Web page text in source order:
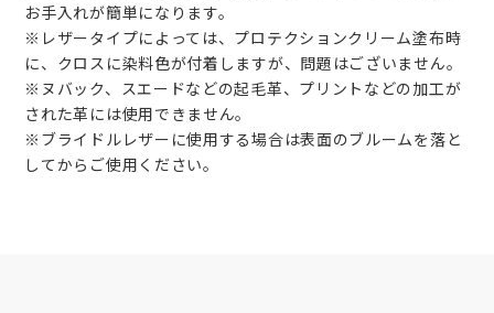
お手入れが簡単になります。
※レザータイプによっては、プロテクションクリーム塗布時
に、クロスに染料色が付着しますが、問題はございません。
※ヌバック、スエードなどの起毛革、プリントなどの加工が
された革には使用できません。
※ブライドルレザーに使用する場合は表面のブルームを落と
してからご使用ください。